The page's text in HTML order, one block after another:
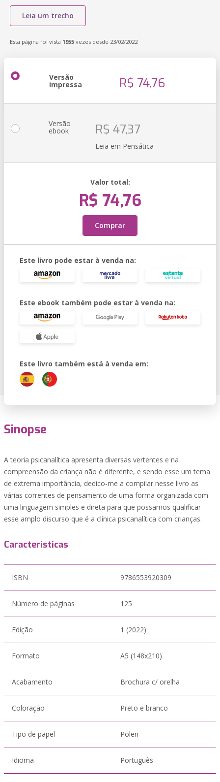
Leia um trecho
Esta página foi vista 1955 vezes desde 23/02/2022
Versão
impressa R$ 74,76
Versão
ebook R$ 47,37
Leia em Pensática
Valor total:
R$ 74,76
Comprar
Este livro pode estar à venda na:
Este ebook também pode estar à venda na:
Este livro também está à venda em:
Sinopse
A teoria psicanalítica apresenta diversas vertentes e na
compreensão da criança não é diferente, e sendo esse um tema
de extrema importância, dedico-me a compilar nesse livro as
várias correntes de pensamento de uma forma organizada com
uma linguagem simples e direta para que possamos qualificar
esse amplo discurso que é a clínica psicanalítica com crianças.
Características
ISBN 9786553920309
Número de páginas 125
Edição 1 (2022)
Formato A5 (148x210)
Acabamento Brochura c/ orelha
Coloração Preto e branco
Tipo de papel Polen
Idioma Português